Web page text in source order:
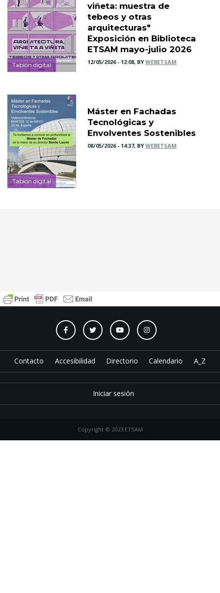
Tablón digital
viñeta: muestra de
tebeos y otras
arquitecturas"
Exposición en Biblioteca
ETSAM mayo-julio 2026
12/05/2026 - 12:08, BYWEBETSAM
Tablón digital
Máster en Fachadas
Tecnológicas y
Envolventes Sostenibles
08/05/2026 - 14:37, BYWEBETSAM
Contacto Accesibilidad Directorio Calendario A_Z
Iniciar sesión
Copyright © 2023 ETSAM